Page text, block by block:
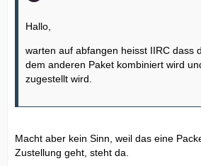
Hallo,
warten auf abfangen heisst IIRC dass
dem anderen Paket kombiniert wird
zugestellt wird.
Macht aber kein Sinn, weil das eine
Zustellung geht, steht da.